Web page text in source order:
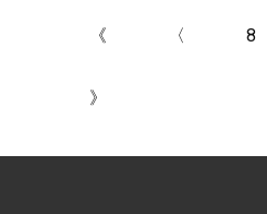
《 〈 8
》